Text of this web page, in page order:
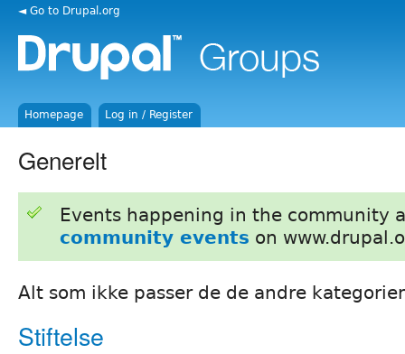
◄ Go to Drupal.org
Homepage Log in / Register
Generelt
Events happening in the community
community events on
Alt som ikke passer de de andre
Stiftelse